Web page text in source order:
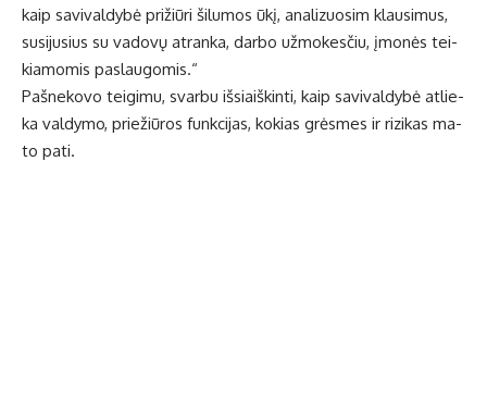
kaip sa­vi­val­dy­bė pri­žiū­ri ši­lu­mos ūkį, ana­li­zuo­sim klau­si­mus,
su­si­ju­sius su va­do­vų at­ran­ka, dar­bo už­mo­kes­čiu, įmo­nės tei­
kia­mo­mis pa­slau­go­mis.“
Pa­šne­ko­vo tei­gi­mu, svar­bu iš­si­aiš­kin­ti, kaip sa­vi­val­dy­bė at­lie­
ka val­dy­mo, prie­žiū­ros funk­ci­jas, ko­kias grės­mes ir ri­zi­kas ma­
to pa­ti.